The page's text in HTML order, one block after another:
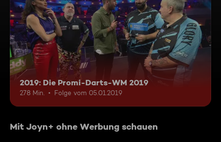
2019: Die Promi-Darts-WM 2019
278 Min. Folge vom 05.01.2019
Mit Joyn+ ohne Werbung schauen